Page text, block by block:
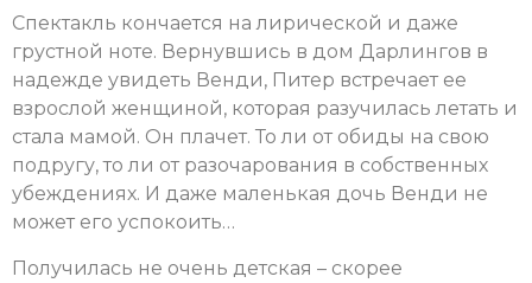
Спектакль кончается на лирической и даже
грустной ноте. Вернувшись в дом Дарлингов в
надежде увидеть Венди, Питер встречает ее
взрослой женщиной, которая разучилась летать и
стала мамой. Он плачет. То ли от обиды на свою
подругу, то ли от разочарования в собственных
убеждениях. И даже маленькая дочь Венди не
может его успокоить…
Получилась не очень детская – скорее